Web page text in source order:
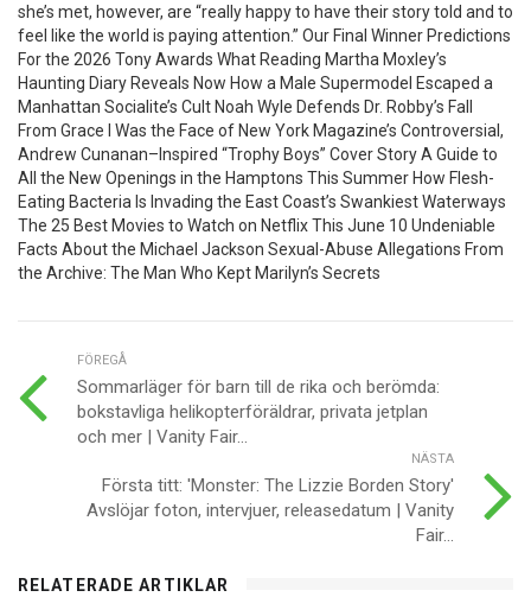
she’s met, however, are “really happy to have their story told and to
feel like the world is paying attention.” Our Final Winner Predictions
For the 2026 Tony Awards What Reading Martha Moxley’s
Haunting Diary Reveals Now How a Male Supermodel Escaped a
Manhattan Socialite’s Cult Noah Wyle Defends Dr. Robby’s Fall
From Grace I Was the Face of New York Magazine’s Controversial,
Andrew Cunanan–Inspired “Trophy Boys” Cover Story A Guide to
All the New Openings in the Hamptons This Summer How Flesh-
Eating Bacteria Is Invading the East Coast’s Swankiest Waterways
The 25 Best Movies to Watch on Netflix This June 10 Undeniable
Facts About the Michael Jackson Sexual-Abuse Allegations From
the Archive: The Man Who Kept Marilyn’s Secrets
FÖREGÅ
Sommarläger för barn till de rika och berömda:
bokstavliga helikopterföräldrar, privata jetplan
och mer | Vanity Fair...
NÄSTA
Första titt: 'Monster: The Lizzie Borden Story'
Avslöjar foton, intervjuer, releasedatum | Vanity
Fair...
RELATERADE ARTIKLAR